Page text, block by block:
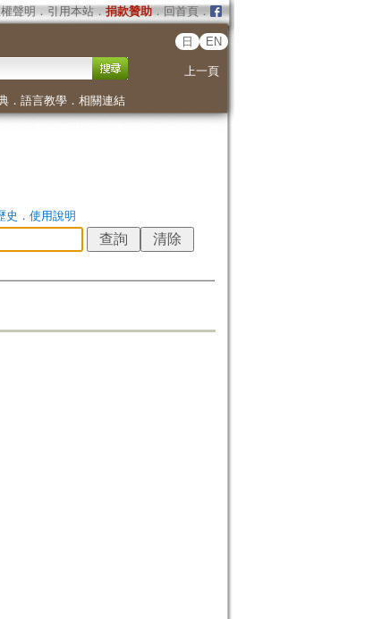
聲明 ． 引用本站． 捐款贊助．回首頁．
日 EN
上一頁
． 語言教學． 相關連結
史 ． 使用說明